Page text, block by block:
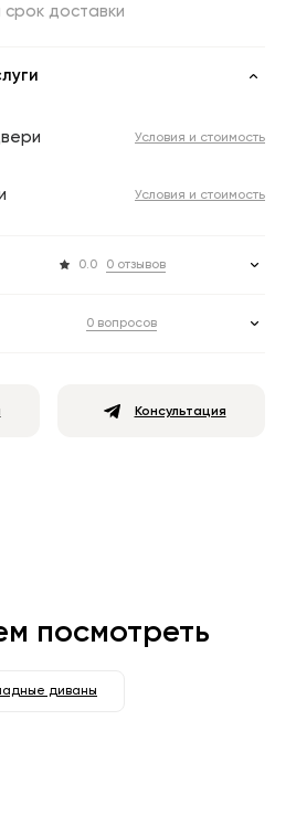
срок доставки
Условия и стоимость
Условия и стоимость
0.0 0 отзывов
0 вопросов
Консультация
посмотреть
диваны